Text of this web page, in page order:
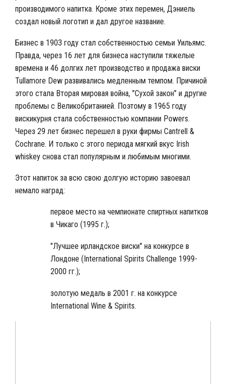
производимого напитка. Кроме этих перемен, Дэниель
создал новый логотип и дал другое название.
Бизнес в 1903 году стал собственностью семьи Уильямс.
Правда, через 16 лет для бизнеса наступили тяжелые
времена и 46 долгих лет производство и продажа виски
Tullamore Dew развивались медленным темпом. Причиной
этого стала Вторая мировая война, "Сухой закон" и другие
проблемы с Великобританией. Поэтому в 1965 году
вискикурня стала собственностью компании Powers.
Через 29 лет бизнес перешел в руки фирмы Cantrell &
Cochrane. И только с этого периода мягкий вкус Irish
whiskey снова стал популярным и любимым многими.
Этот напиток за всю свою долгую историю завоевал
немало наград:
первое место на чемпионате спиртных напитков
в Чикаго (1995 г.);
"Лучшее ирландское виски" на конкурсе в
Лондоне (International Spirits Challenge 1999-
2000 гг.);
золотую медаль в 2001 г. на конкурсе
International Wine & Spirits.